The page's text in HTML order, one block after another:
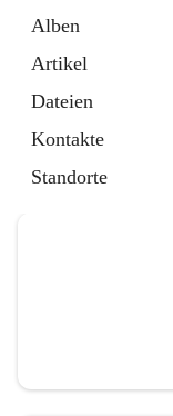
Alben
Artikel
Dateien
Kontakte
Standorte